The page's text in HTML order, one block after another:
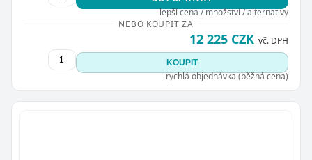
lepší cena / množství / alternativy
NEBO KOUPIT ZA
12 225 CZK vč. DPH
KOUPIT
rychlá objednávka (běžná cena)